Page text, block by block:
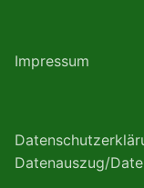
Impressum
Datenauszug/